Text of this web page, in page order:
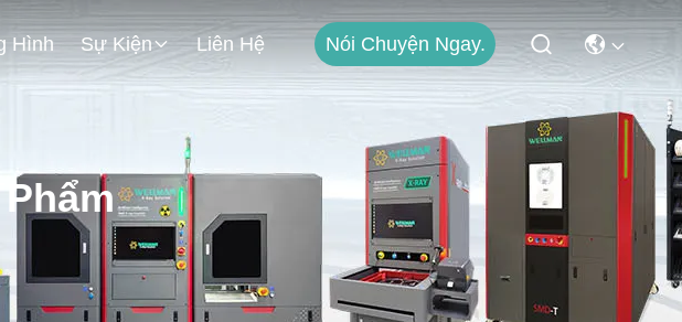
Hình Sự Kiện Liên Hệ Nói Chuyện Ngay.